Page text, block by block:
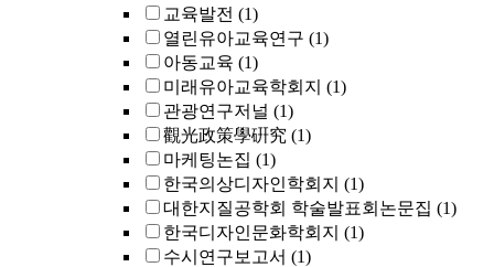
교육발전 (1)
열린유아교육연구 (1)
아동교육 (1)
미래유아교육학회지 (1)
관광연구저널 (1)
觀光政策學硏究 (1)
마케팅논집 (1)
한국의상디자인학회지 (1)
대한지질공학회 학술발표회논문집 (1)
한국디자인문화학회지 (1)
수시연구보고서 (1)